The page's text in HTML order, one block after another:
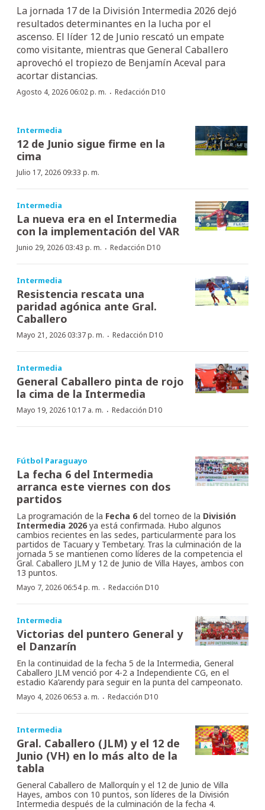
La jornada 17 de la División Intermedia 2026 dejó
resultados determinantes en la lucha por el
ascenso. El líder 12 de Junio rescató un empate
como visitante, mientras que General Caballero
aprovechó el tropiezo de Benjamín Aceval para
acortar distancias.
Agosto 4, 2026 06:02 p. m. · Redacción D10
Intermedia
12 de Junio sigue firme en la
cima
Julio 17, 2026 09:33 p. m.
Intermedia
La nueva era en el Intermedia
con la implementación del VAR
Junio 29, 2026 03:43 p. m. · Redacción D10
Intermedia
Resistencia rescata una
paridad agónica ante Gral.
Caballero
Mayo 21, 2026 03:37 p. m. · Redacción D10
Intermedia
General Caballero pinta de rojo
la cima de la Intermedia
Mayo 19, 2026 10:17 a. m. · Redacción D10
Fútbol Paraguayo
La fecha 6 del Intermedia
arranca este viernes con dos
partidos
La programación de la Fecha 6del torneo de la División
Intermedia 2026ya está confirmada. Hubo algunos
cambios recientes en las sedes, particularmente para los
partidos de Tacuary y Tembetary. Tras la culminación de la
jornada 5 se mantienen como líderes de la competencia el
Gral. Caballero JLM y 12 de Junio de Villa Hayes, ambos con
13 puntos.
Mayo 7, 2026 06:54 p. m. · Redacción D10
Intermedia
Victorias del puntero General y
el Danzarín
En la continuidad de la fecha 5 de la Intermedia, General
Caballero JLM venció por 4-2 a Independiente CG, en el
estadio Ka’arendy para seguir en la punta del campeonato.
Mayo 4, 2026 06:53 a. m. · Redacción D10
Intermedia
Gral. Caballero (JLM) y el 12 de
Junio (VH) en lo más alto de la
tabla
General Caballero de Mallorquín y el 12 de Junio de Villa
Hayes, ambos con 10 puntos, son líderes de la División
Intermedia después de la culminación de la fecha 4.